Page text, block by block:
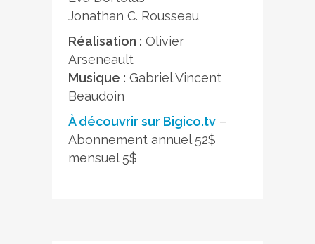
Jonathan C. Rousseau
Réalisation : Olivier
Arseneault
Musique : Gabriel Vincent
Beaudoin
À découvrir sur Bigico.tv –
Abonnement annuel 52$
mensuel 5$